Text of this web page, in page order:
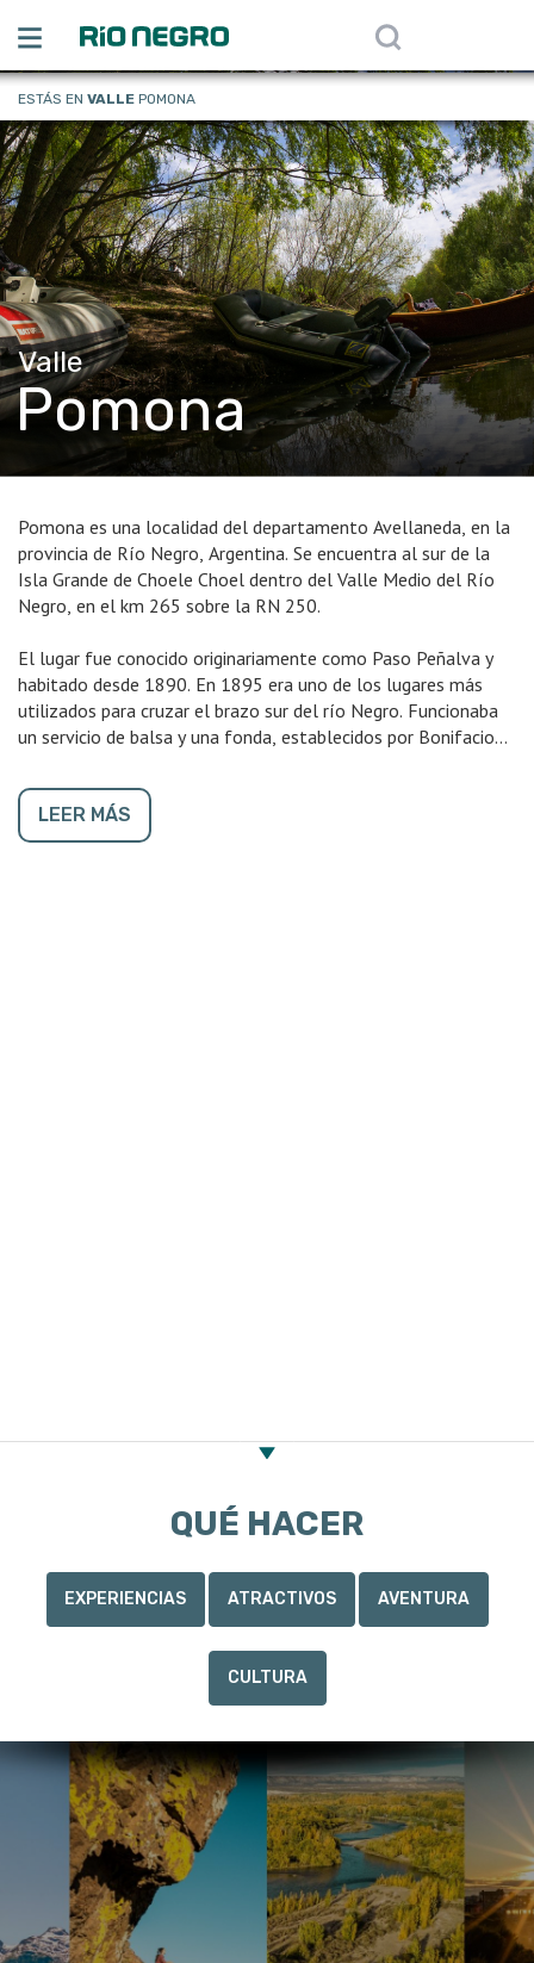
ESTÁS EN VALLE POMONA
Valle
Pomona
Pomona es una localidad del departamento Avellaneda, en la
provincia de Río Negro, Argentina. Se encuentra al sur de la
Isla Grande de Choele Choel dentro del Valle Medio del Río
Negro, en el km 265 sobre la RN 250.
El lugar fue conocido originariamente como Paso Peñalva y
habitado desde 1890. En 1895 era uno de los lugares más
utilizados para cruzar el brazo sur del río Negro. Funcionaba
un servicio de balsa y una fonda, establecidos por Bonifacio
1879, y su hijo Cayetano.
La localidad fue fundada oficialmente el 30 de septiembre de
LEER MÁS
QUÉ HACER
EXPERIENCIAS ATRACTIVOS AVENTURA
CULTURA